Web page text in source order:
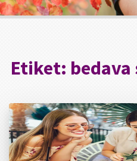
Etiket: bedava